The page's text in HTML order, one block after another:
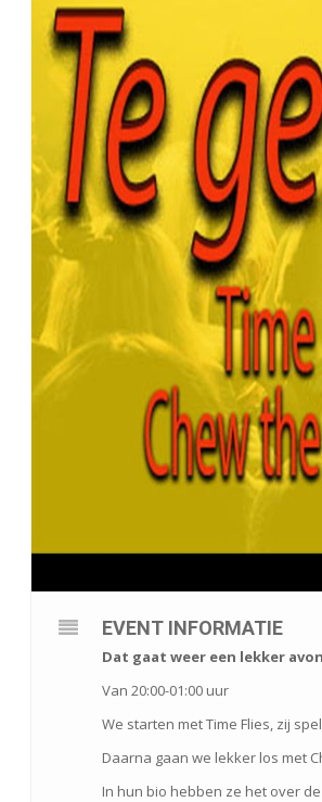
EVENT INFORMATIE
Dat gaat weer een lekker
Van 20:00-01:00 uur
We starten met Time Flies, zij
Daarna gaan we lekker los met
In hun bio hebben ze het over